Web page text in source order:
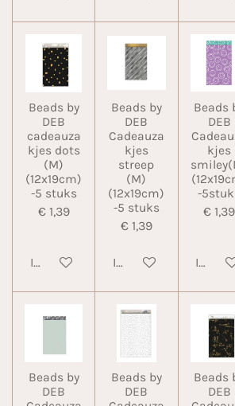
Beads by
DEB
cadeauza
kjes dots
(M)
(12x19cm)
-5 stuks
€ 1,39
In winkelwagen
Beads by
DEB
Cadeauza
kjes
streep
(M)
(12x19cm)
-5 stuks
€ 1,39
In winkelwagen
Beads
DEB
kjes
-
€ 1,39
In
Beads by
DEB
Beads by
DEB
Beads
DEB